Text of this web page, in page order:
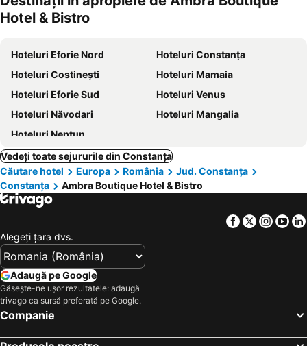
animale
Hotel & Bistro
Hoteluri Eforie Nord
Hoteluri Constanța
Hoteluri Costinești
Hoteluri Mamaia
Hoteluri Eforie Sud
Hoteluri Venus
Hoteluri Năvodari
Hoteluri Mangalia
Hoteluri Neptun
Vedeți toate sejururile din Constanța
Căutare hotel
Europa România
Jud. Constanţa
Constanța
Ambra Boutique Hotel & Bistro
Facebook
Twitter
Alegeţi ţara dvs.
Adaugă pe Google
Găsește-ne ușor rezultatele: adaugă
trivago ca sursă preferată pe Google.
Companie